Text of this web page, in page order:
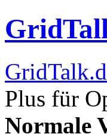
Plus für
Normale